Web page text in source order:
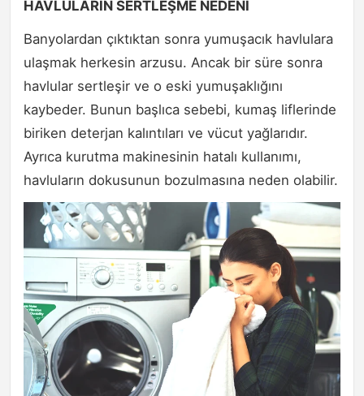
HAVLULARIN SERTLEŞME NEDENİ
Banyolardan çıktıktan sonra yumuşacık havlulara
ulaşmak herkesin arzusu. Ancak bir süre sonra
havlular sertleşir ve o eski yumuşaklığını
kaybeder. Bunun başlıca sebebi, kumaş liflerinde
biriken deterjan kalıntıları ve vücut yağlarıdır.
Ayrıca kurutma makinesinin hatalı kullanımı,
havluların dokusunun bozulmasına neden olabilir.